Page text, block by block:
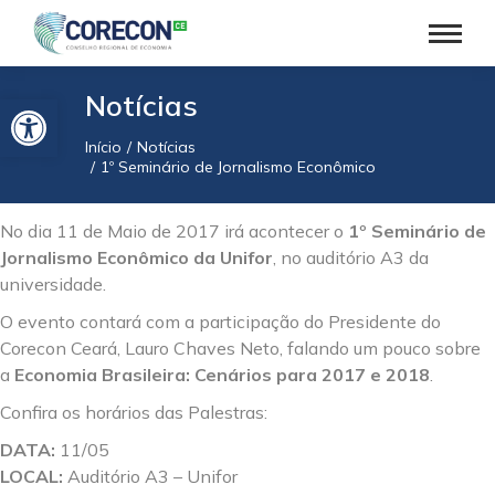
Barra de Ferramentas AbertaNotícias
Você está aqui:
Início
Notícias
1º Seminário de Jornalismo Econômico
No dia 11 de Maio de 2017 irá acontecer o 1º Seminário de
Jornalismo Econômico da Unifor, no auditório A3 da
universidade.
O evento contará com a participação do Presidente do
Corecon Ceará, Lauro Chaves Neto, falando um pouco sobre
a Economia Brasileira: Cenários para 2017 e 2018.
Confira os horários das Palestras:
DATA: 11/05
LOCAL: Auditório A3 – Unifor